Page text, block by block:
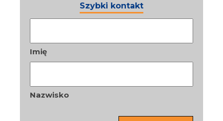
Szybki kontakt
Imię
Nazwisko